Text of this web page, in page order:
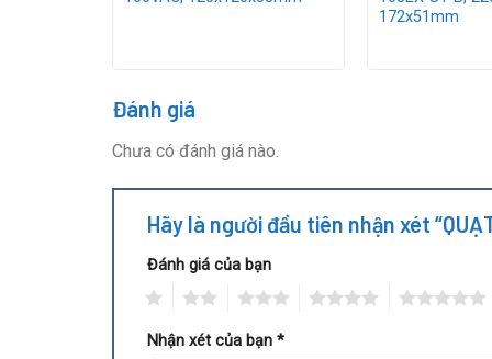
Địa chỉ
42/59 Nguyễn Minh Hoàng, P. Bảy Hiền,
172x51mm
Đánh giá
Chưa có đánh giá nào.
Hãy là người đầu tiên nhận xét
Đánh giá của bạn
Nhận xét của bạn *